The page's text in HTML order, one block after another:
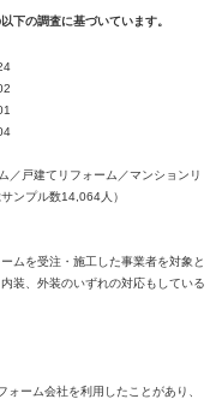
下の調査に基づいています。
／戸建てリフォーム／マンションリ
ンプル数14,064人）
ムを受注・施工した事業者を対象と
装、外装のいずれの対応もしている
ォーム会社を利用したことがあり、